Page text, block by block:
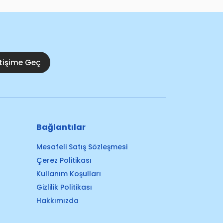
Geç
Bağlantılar
Mesafeli Satış Sözleşmesi
Çerez Politikası
Kullanım Koşulları
Gizlilik Politikası
Hakkımızda